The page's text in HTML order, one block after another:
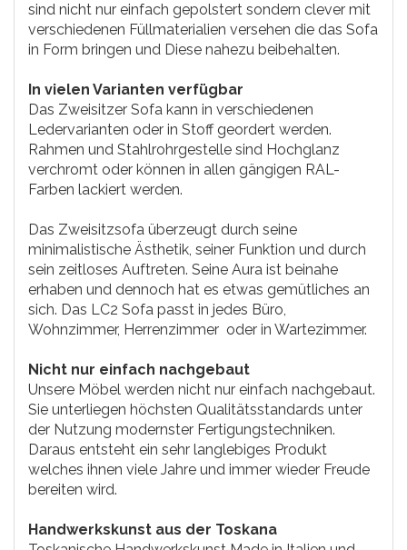
sind nicht nur einfach gepolstert sondern clever mit
verschiedenen Füllmaterialien versehen die das Sofa
in Form bringen und Diese nahezu beibehalten.
In vielen Varianten verfügbar
Das Zweisitzer Sofa kann in verschiedenen
Ledervarianten oder in Stoff geordert werden.
Rahmen und Stahlrohrgestelle sind Hochglanz
verchromt oder können in allen gängigen RAL-
Farben lackiert werden.
Das Zweisitzsofa überzeugt durch seine
minimalistische Ästhetik, seiner Funktion und durch
sein zeitloses Auftreten. Seine Aura ist beinahe
erhaben und dennoch hat es etwas gemütliches an
sich. Das LC2 Sofa passt in jedes Büro,
Wohnzimmer, Herrenzimmer oder in Wartezimmer.
Nicht nur einfach nachgebaut
Unsere Möbel werden nicht nur einfach nachgebaut.
Sie unterliegen höchsten Qualitätsstandards unter
der Nutzung modernster Fertigungstechniken.
Daraus entsteht ein sehr langlebiges Produkt
welches ihnen viele Jahre und immer wieder Freude
bereiten wird.
Handwerkskunst aus der Toskana